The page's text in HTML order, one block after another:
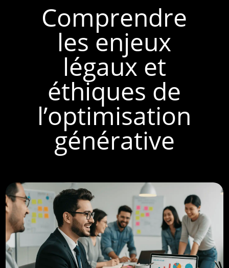
Comprendre
les enjeux
légaux et
éthiques de
l’optimisation
générative